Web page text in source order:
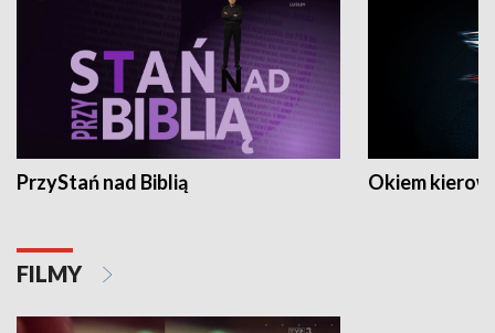
PrzyStań nad Biblią Okiem
FILMY